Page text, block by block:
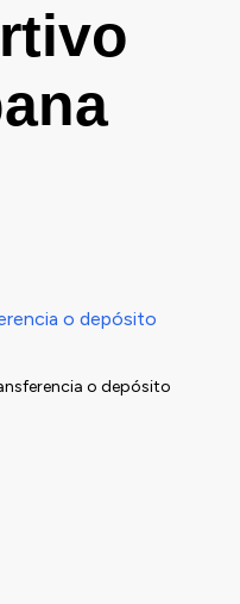
o depósito
o depósito